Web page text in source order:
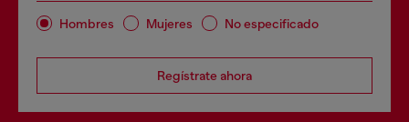
Hombres Mujeres No especificado
Regístrate ahora